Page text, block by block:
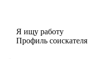
Я ищу работу
Профиль соискателя